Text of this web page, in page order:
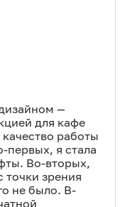
—
для кафе
работы
первых, я стала
Во-вторых,
точки зрения
не было. В-